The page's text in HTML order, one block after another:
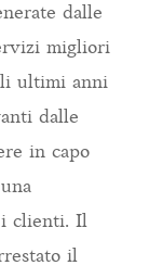
dalle
migliori
ultimi anni
dalle
in capo
i clienti. Il
il